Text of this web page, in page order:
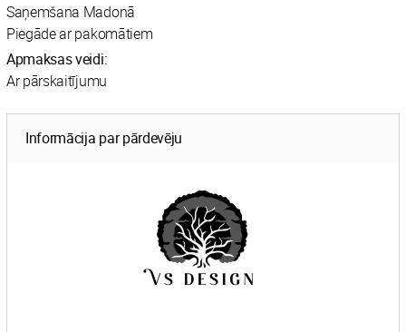
Saņemšana Madonā
Piegāde ar pakomātiem
Apmaksas veidi:
Ar pārskaitījumu
Informācija par pārdevēju